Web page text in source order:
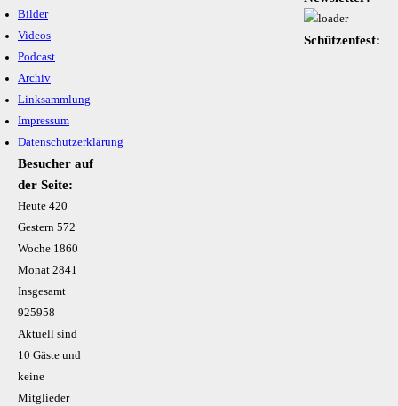
Bilder
Videos
Podcast
Archiv
Linksammlung
Impressum
Datenschutzerklärung
Besucher auf
der Seite:
Heute 420
Gestern 572
Woche 1860
Monat 2841
Insgesamt
925958
Aktuell sind
10 Gäste und
keine
Mitglieder
Schützenfest: